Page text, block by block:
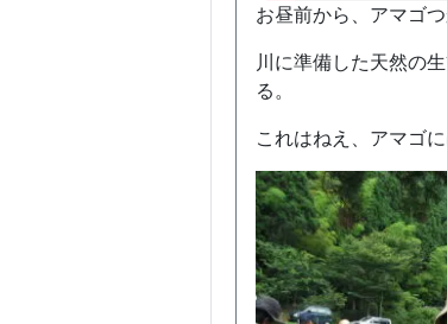
お昼前から、アマゴつ
川に準備した天然の
る。
これはねえ、アマゴ